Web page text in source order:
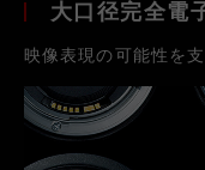
大口径完全電
映像表現の可能性を